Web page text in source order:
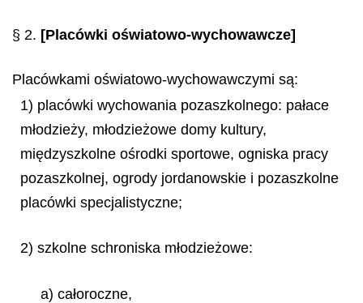
§ 2. [Placówki oświatowo-wychowawcze]
Placówkami oświatowo-wychowawczymi są:
1) placówki wychowania pozaszkolnego: pałace
młodzieży, młodzieżowe domy kultury,
międzyszkolne ośrodki sportowe, ogniska pracy
pozaszkolnej, ogrody jordanowskie i pozaszkolne
placówki specjalistyczne;
2) szkolne schroniska młodzieżowe:
a) całoroczne,